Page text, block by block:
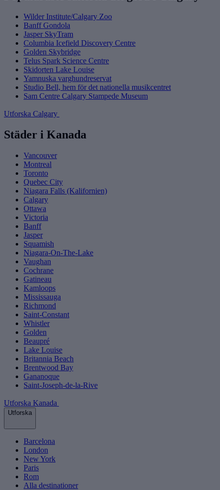
Wilder Institute/Calgary Zoo
Banff Gondola
Jasper SkyTram
Columbia Icefield Discovery Centre
Golden Skybridge
Telus Spark Science Centre
Skidorten Lake Louise
Yamnuska varghundreservat
Studio Bell, hem för det nationella musikcentret
Sam Centre Calgary Stampede Museum
Utforska Calgary
Städer i Kanada
Vancouver
Montreal
Toronto
Quebec City
Niagara Falls (Kalifornien)
Calgary
Ottawa
Victoria
Banff
Jasper
Squamish
Niagara-On-The-Lake
Vaughan
Cochrane
Gatineau
Kamloops
Mississauga
Richmond
Saint-Constant
Whistler
Golden
Beaupré
Lake Louise
Britannia Beach
Brentwood Bay
Gananoque
Saint-Joseph-de-la-Rive
Utforska Kanada
Utforska
Barcelona
London
New York
Paris
Rom
Alla destinationer